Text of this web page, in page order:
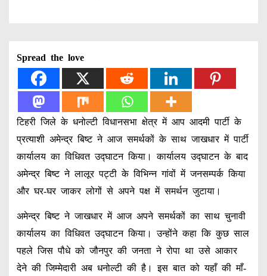
Spread the love
टिहरी जिले के धनोल्टी विधानसभा क्षेत्र में आप आदमी पार्टी के
प्रत्याशी अमेन्द्र बिष्ट ने आज समर्थकों के साथ जाखधार में पार्टी
कार्यालय का विधिवत उद्घाटन किया। कार्यालय उद्घाटन के बाद
अमेन्द्र बिष्ट ने लालूर पट्टी के विभिन्न गांवों में जनसम्पर्क किया
और घर-घर जाकर लोगों से अपने पक्ष में समर्थन जुटाया।
अमेन्द्र बिष्ट ने जाखधार में आज अपने समर्थकों का साथ चुनावी
कार्यालय का विधिवत उद्घाटन किया। उन्होंने कहा कि कुछ साल
पहले जिस पौधे को जौनपुर की जनता ने रोपा था उसे आकार
देने की जिम्मेदारी अब धनोल्टी की है। इस बात को यहाँ की माँ-